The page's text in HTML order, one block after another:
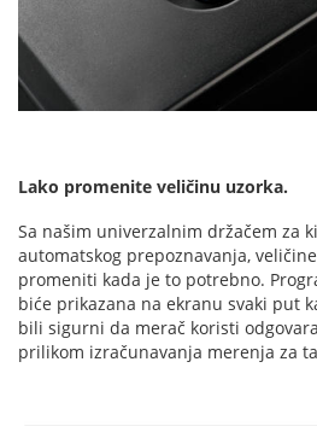
Lako promenite veličinu uzorka.
Sa našim univerzalnim držačem za
automatskog prepoznavanja,
promeniti kada je to potrebno.
biće prikazana na ekranu svaki put
bili sigurni da merač koristi
prilikom izračunavanja merenja za